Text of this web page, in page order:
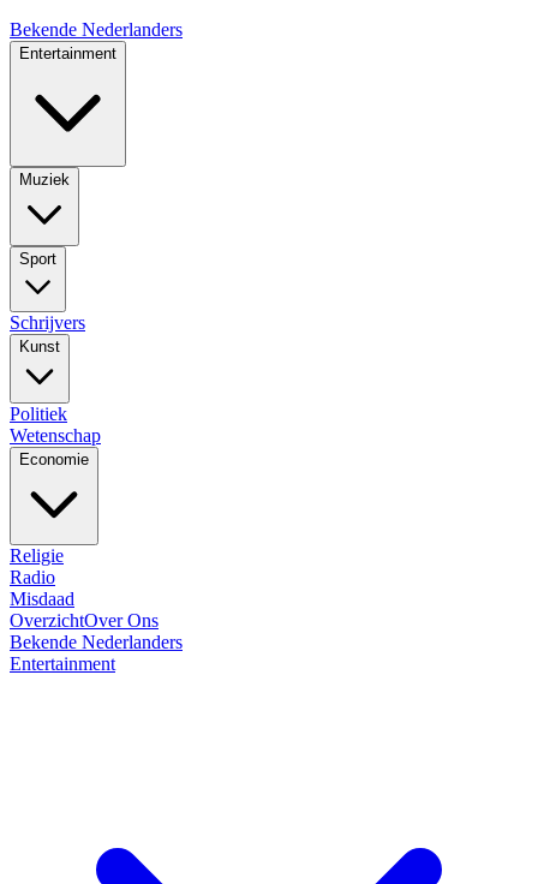
Bekende Nederlanders
Entertainment
Muziek
Sport
Schrijvers
Kunst
Politiek
Wetenschap
Economie
Religie
Radio
Misdaad
OverzichtOver Ons
Bekende Nederlanders
Entertainment